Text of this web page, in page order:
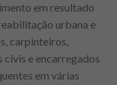
em resultado
urbana e
carpinteiros,
civis e encarregados
em várias